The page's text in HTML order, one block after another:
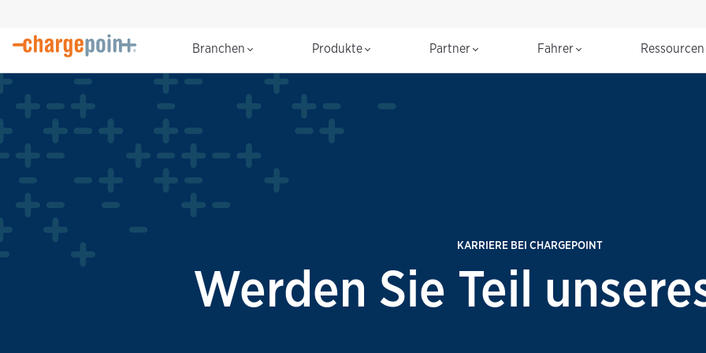
Branchen Produkte Partner Fahrer
KARRIERE BEI CHARGEPOINT
Werden Sie Teil